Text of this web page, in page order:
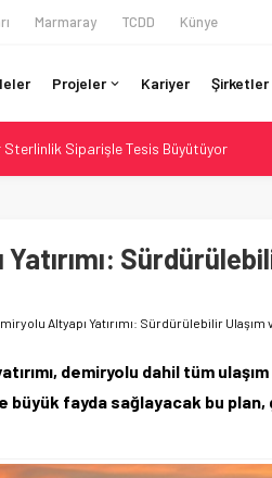
Marmaray TCDD Künye
Projeler Kariyer Şirketler
Sterlinlik Siparişle Tesis Büyütüyor
4.800 Ton CO2 Tasarrufu
Paulo’da Çifte Sinyal Hamlesi
Kapasite %70 Artacak
Altyapı Yatırımı: Sürdürülebilir Ulaşım
demiryolu dahil tüm ulaşım
fayda sağlayacak bu